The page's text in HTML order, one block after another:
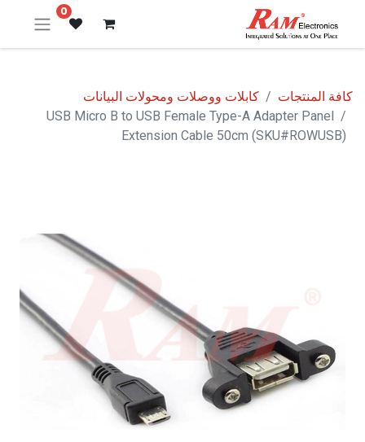
0
كافة المنتجات
كابلات ووصلات ومحولات البيانات
USB Micro B to USB Female Type-A Adapter Panel
Extension Cable 50cm (SKU#ROWUSB)